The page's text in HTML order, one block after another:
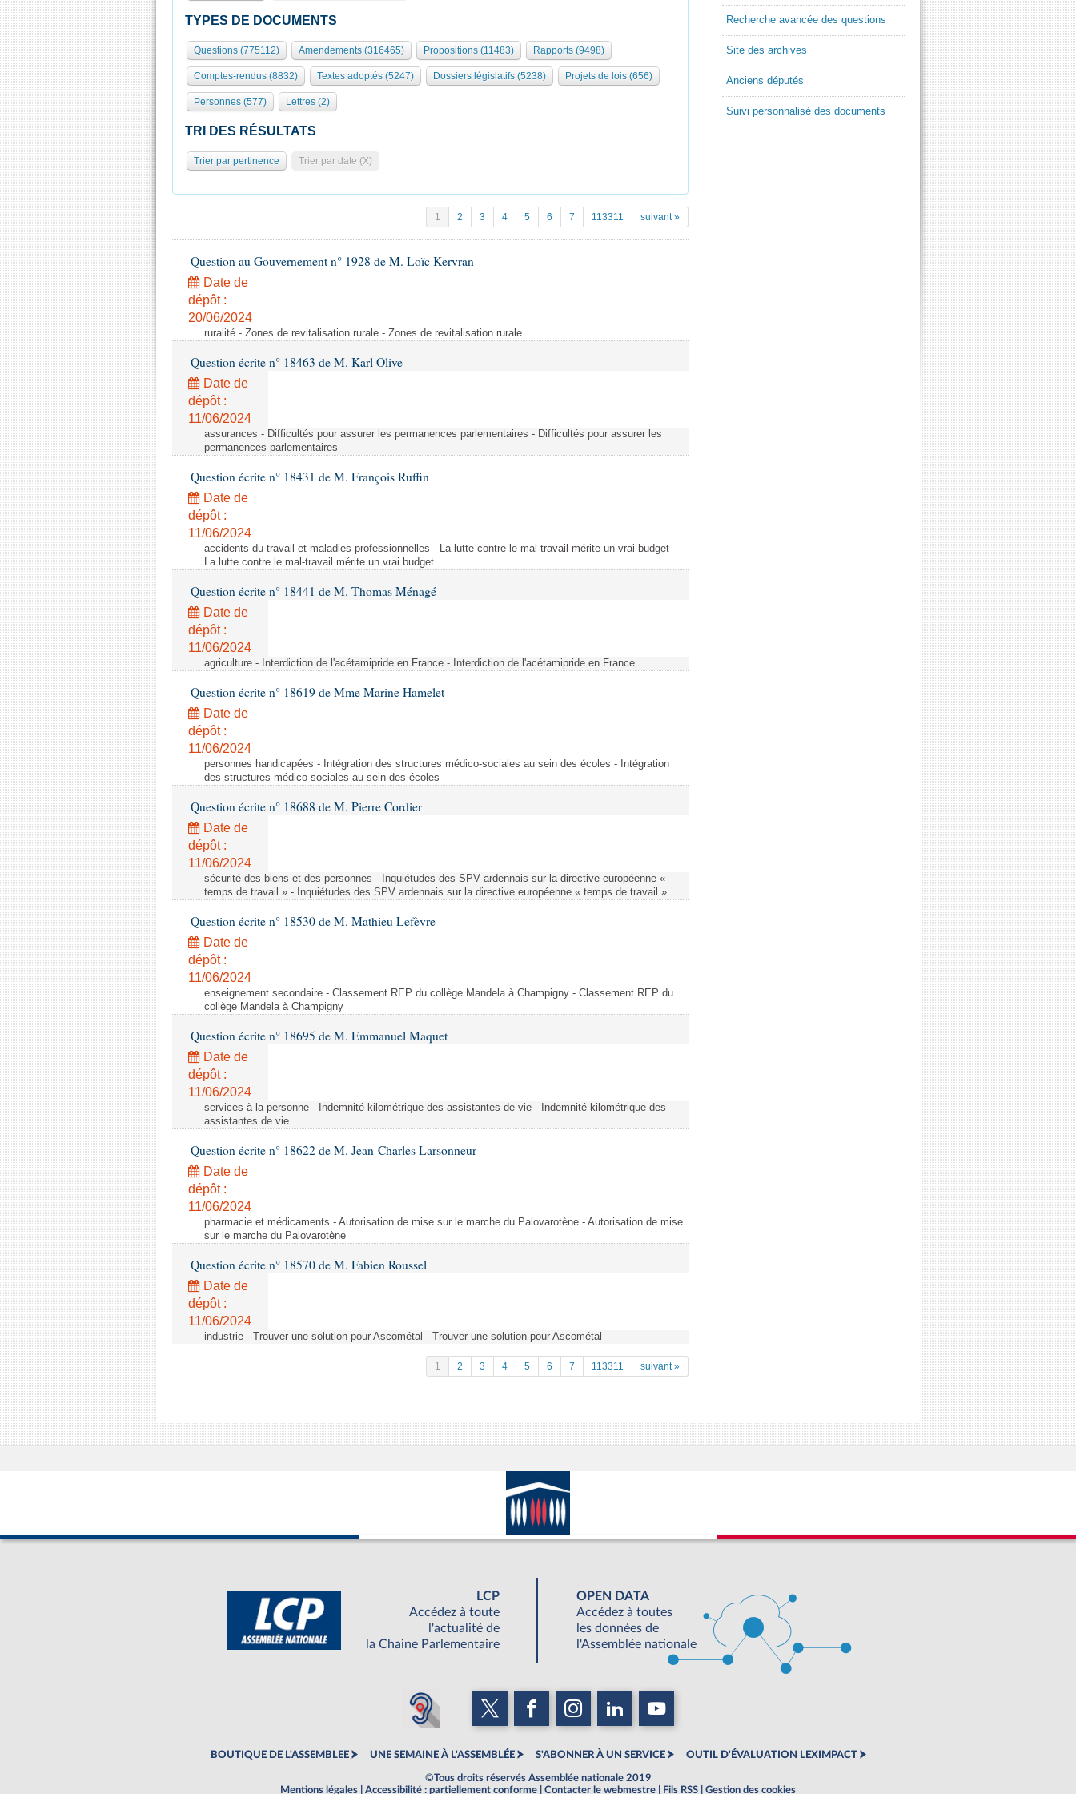
TYPES DE DOCUMENTS
Questions (775112) Amendements (316465) Propositions (11483) Rapports (9498)
Comptes-rendus (8832) Textes adoptés (5247) Dossiers législatifs (5238) Projets de lois (656)
Personnes (577) Lettres (2)
TRI DES RÉSULTATS
Trier par pertinence Trier par date (X)
1 2 3 4 5 6 7 113311 suivant »
Question au Gouvernement n° 1928 de M. Loïc Kervran
Date de
dépôt :
20/06/2024
ruralité - Zones de revitalisation rurale - Zones de revitalisation rurale
Question écrite n° 18463 de M. Karl Olive
Date de
dépôt :
11/06/2024
assurances - Difficultés pour assurer les permanences parlementaires - Difficultés pour assurer les
permanences parlementaires
Question écrite n° 18431 de M. François Ruffin
Date de
dépôt :
11/06/2024
accidents du travail et maladies professionnelles - La lutte contre le mal-travail mérite un vrai budget -
La lutte contre le mal-travail mérite un vrai budget
Question écrite n° 18441 de M. Thomas Ménagé
Date de
dépôt :
11/06/2024
agriculture - Interdiction de l'acétamipride en France - Interdiction de l'acétamipride en France
Question écrite n° 18619 de Mme Marine Hamelet
Date de
dépôt :
11/06/2024
personnes handicapées - Intégration des structures médico-sociales au sein des écoles - Intégration
des structures médico-sociales au sein des écoles
Question écrite n° 18688 de M. Pierre Cordier
Date de
dépôt :
11/06/2024
sécurité des biens et des personnes - Inquiétudes des SPV ardennais sur la directive européenne «
temps de travail » - Inquiétudes des SPV ardennais sur la directive européenne « temps de travail »
Question écrite n° 18530 de M. Mathieu Lefèvre
Date de
dépôt :
11/06/2024
enseignement secondaire - Classement REP du collège Mandela à Champigny - Classement REP du
collège Mandela à Champigny
Question écrite n° 18695 de M. Emmanuel Maquet
Date de
dépôt :
11/06/2024
services à la personne - Indemnité kilométrique des assistantes de vie - Indemnité kilométrique des
assistantes de vie
Question écrite n° 18622 de M. Jean-Charles Larsonneur
Date de
dépôt :
11/06/2024
pharmacie et médicaments - Autorisation de mise sur le marche du Palovarotène - Autorisation de mise
sur le marche du Palovarotène
Question écrite n° 18570 de M. Fabien Roussel
Date de
dépôt :
11/06/2024
industrie - Trouver une solution pour Ascométal - Trouver une solution pour Ascométal
1 2 3 4 5 6 7 113311 suivant »
Recherche avancée des questions
Site des archives
Anciens députés
Suivi personnalisé des documents
LCP
Accédez à toute
l'actualité de
la Chaine Parlementaire
OPEN DATA
Accédez à toutes
les données de
l'Assemblée nationale
BOUTIQUE DE L'ASSEMBLEE UNE SEMAINE À L'ASSEMBLÉE S'ABONNER À UN SERVICE OUTIL D'ÉVALUATION LEXIMPACT
©Tous droits réservés Assemblée nationale 2019
Mentions légales
Accessibilité : partiellement conforme Contacter le webmestre Fils RSS Gestion des cookies